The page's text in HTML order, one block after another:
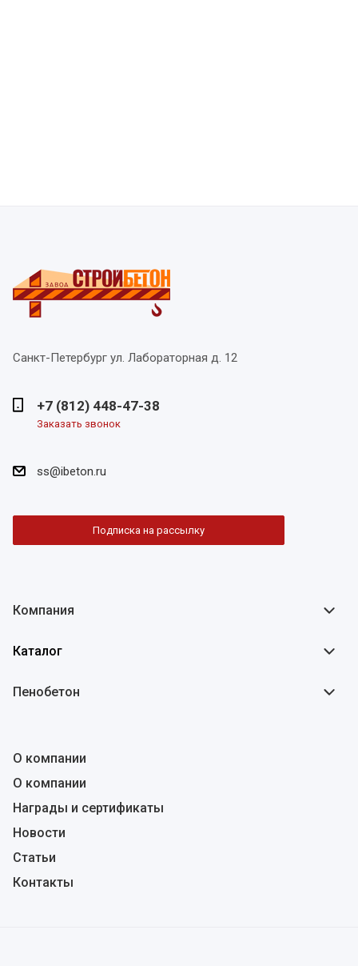
Санкт-Петербург ул. Лабораторная д. 12
+7 (812) 448-47-38
Заказать звонок
ss@ibeton.ru
Подписка на рассылку
Компания
Каталог
Пенобетон
О компании
О компании
Награды и сертификаты
Новости
Статьи
Контакты